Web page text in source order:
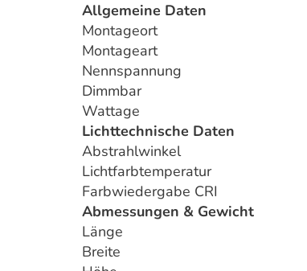
Allgemeine Daten
Montageort
Montageart
Nennspannung
Dimmbar
Wattage
Lichttechnische Daten
Abstrahlwinkel
Lichtfarbtemperatur
Farbwiedergabe CRI
Abmessungen & Gewicht
Länge
Breite